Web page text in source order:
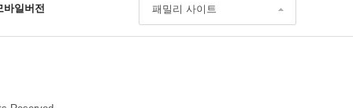
바일버전 패밀리 사이트